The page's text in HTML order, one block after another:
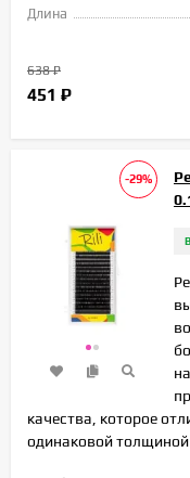
Длина
638₽
451 ₽
-29%
качества, которое
одинаковой